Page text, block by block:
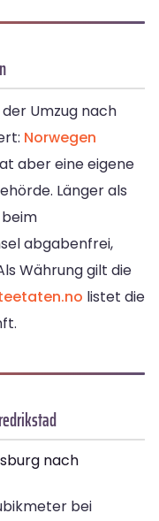
Umzug nach
Norwegen
aber eine eigene
Länger als
abgabenfrei,
Währung gilt die
listet die
nach
bei